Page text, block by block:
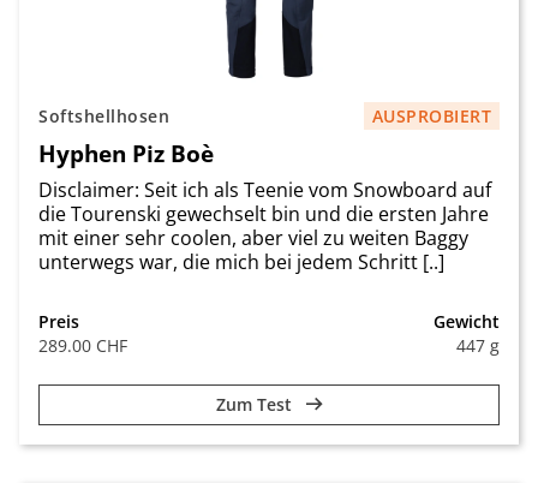
Softshellhosen AUSPROBIERT
Hyphen Piz Boè
Disclaimer: Seit ich als Teenie vom Snowboard auf
die Tourenski gewechselt bin und die ersten Jahre
mit einer sehr coolen, aber viel zu weiten Baggy
unterwegs war, die mich bei jedem Schritt [..]
Preis
289.00 CHF
Gewicht
447 g
Zum Test